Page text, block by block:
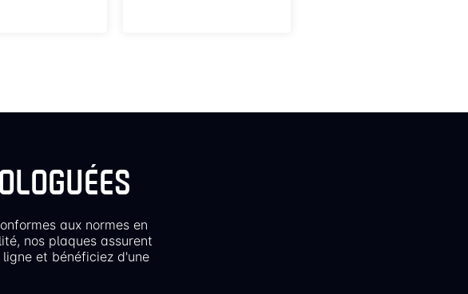
aux normes en
nos plaques assurent
et bénéficiez d'une